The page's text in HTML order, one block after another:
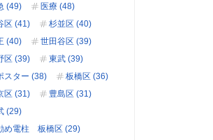
(49)
医療 (48)
区 (41)
杉並区 (40)
(40)
世田谷区 (39)
区 (39)
東武 (39)
スター (38)
板橋区 (36)
区 (31)
豊島区 (31)
(29)
め電柱 板橋区 (29)